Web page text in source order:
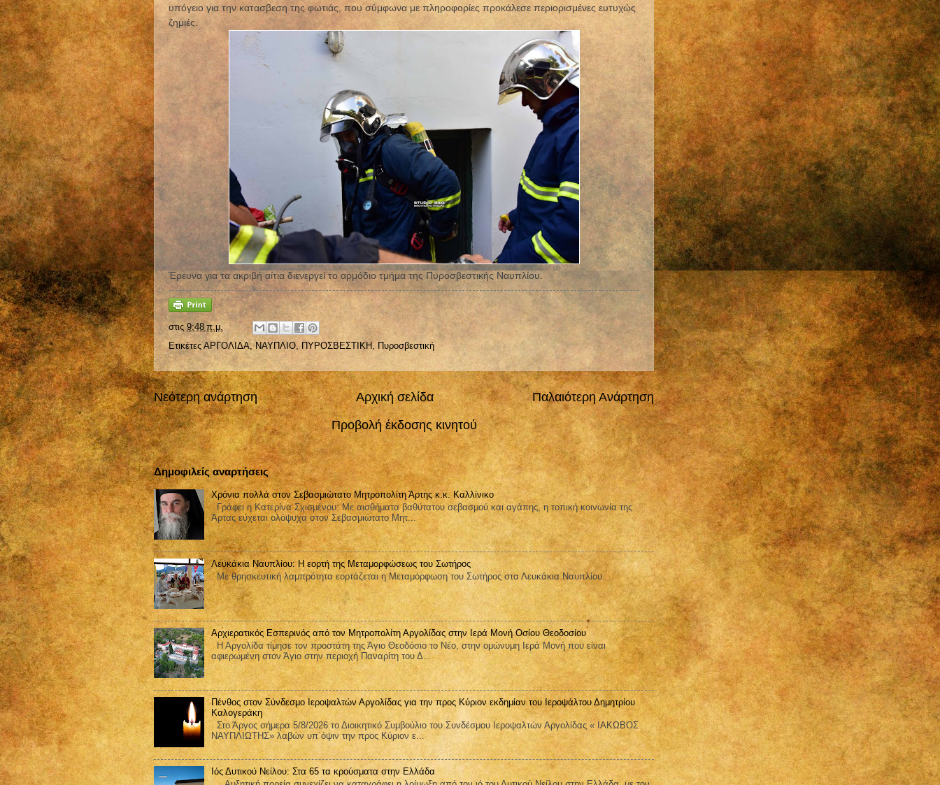
υπόγειο για την κατασβεση της φωτιάς, που σύμφωνα με πληροφορίες προκάλεσε περιορισμένες ευτυχώς
ζημιές.
Έρευνα για τα ακριβή αίτια διενεργεί το αρμόδιο τμήμα της Πυροσβεστικής Ναυπλίου.
στις9:48 π.μ.
ΕτικέτεςΑΡΓΟΛΙΔΑ,ΝΑΥΠΛΙΟ, ΠΥΡΟΣΒΕΣΤΙΚΗ, Πυροσβεστική
Νεότερη ανάρτηση Παλαιότερη Ανάρτηση
Αρχική σελίδα
Προβολή έκδοσης κινητού
Δημοφιλείς αναρτήσεις
Χρόνια πολλά στον Σεβασμιώτατο Μητροπολίτη Άρτης κ.κ. Καλλίνικο
Γράφει η Κατερίνα Σχισμένου: Με αισθήματα βαθύτατου σεβασμού και αγάπης, η τοπική κοινωνία της
Άρτας εύχεται ολόψυχα στον Σεβασμιώτατο Μητ...
Λευκάκια Ναυπλίου: Η εορτή της Μεταμορφώσεως του Σωτήρος
Με θρησκευτική λαμπρότητα εορτάζεται η Μεταμόρφωση του Σωτήρος στα Λευκάκια Ναυπλίου.
Αρχιερατικός Εσπερινός από τον Μητροπολίτη Αργολίδας στην Ιερά Μονή Οσίου Θεοδοσίου
Η Αργολίδα τίμησε τον προστάτη της Άγιο Θεοδόσιο το Νέο, στην ομώνυμη Ιερά Μονή που είναι
αφιερωμένη στον Άγιο στην περιοχή Παναρίτη του Δ...
Πένθος στον Σύνδεσμο Ιεροψαλτών Αργολίδας για την προς Κύριον εκδημίαν του Ιεροψάλτου Δημητρίου
Καλογεράκη
Στο Άργος σήμερα 5/8/2026 το Διοικητικό Συμβούλιο του Συνδέσμου Ιεροψαλτών Αργολίδας « ΙΑΚΩΒΟΣ
ΝΑΥΠΛΙΩΤΗΣ» λαβών υπ΄όψιν την προς Κύριον ε...
Ιός Δυτικού Νείλου: Στα 65 τα κρούσματα στην Ελλάδα